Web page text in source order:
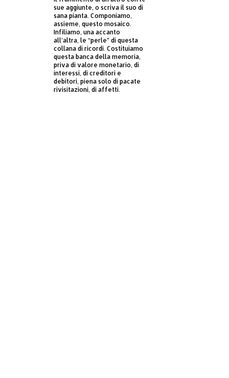
sue aggiunte, o scriva il suo di
sana pianta. Componiamo,
assieme, questo mosaico.
Infiliamo, una accanto
all’altra, le “perle” di questa
collana di ricordi. Costituiamo
questa banca della memoria,
priva di valore monetario, di
interessi, di creditori e
debitori, piena solo di pacate
rivisitazioni, di affetti.